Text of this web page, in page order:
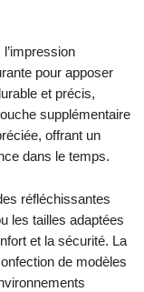
pour apposer
et précis,
supplémentaire
offrant un
dans le temps.
réfléchissantes
les tailles adaptées
et la sécurité. La
de modèles